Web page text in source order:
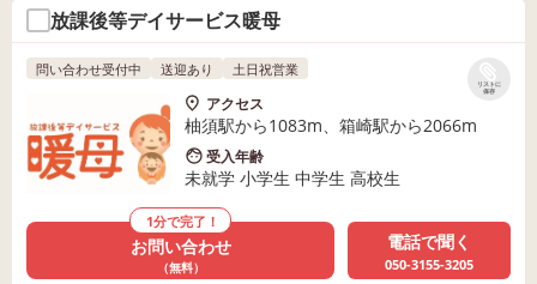
放課後等デイサービス暖母
リストに
保存
問い合わせ受付中 送迎あり 土日祝営業
アクセス
柚須駅から1083m、箱崎駅から2066m
受入年齢
未就学 小学生 中学生 高校生
1分で完了！
お問い合わせ
（無料）
電話で聞く
050-3155-3205